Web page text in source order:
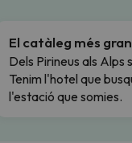
El catàleg més gran
Dels Pirineus als Alps
Tenim l'hotel que
l'estació que somies.